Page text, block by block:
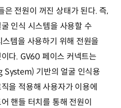
은 전원이 꺼진 상태가 된다. 즉,
인식 시스템을 사용할 수
템을 사용하기 위해 전원을
다. GV60 페이스 커넥트는
기반의 얼굴 인식용
을 적용해 사용자가 이용에
핸들 터치를 통해 전원이